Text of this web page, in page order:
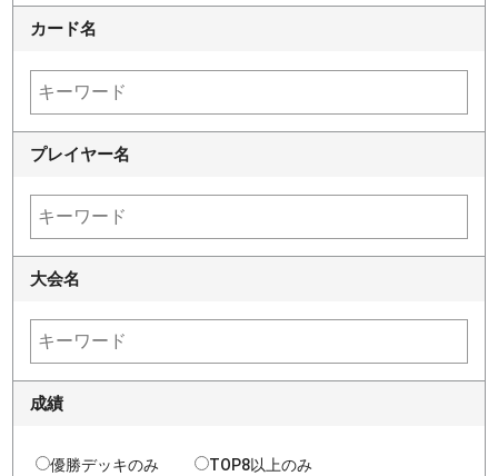
カード名
プレイヤー名
大会名
成績
優勝デッキのみ TOP8以上のみ